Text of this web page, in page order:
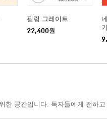
필링 그레이트
22,400원
한 공간입니다. 독자들에게 전하